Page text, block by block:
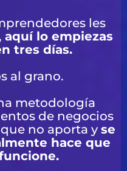
les
aquí lo empiezas
tres días.
al grano.
metodología
de negocios
no aporta y se
hace que